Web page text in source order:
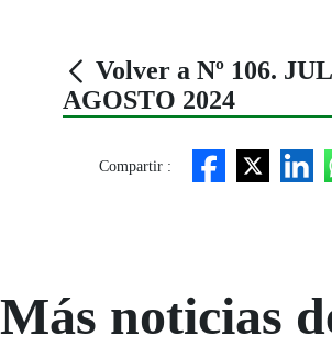
Volver a Nº 106.
AGOSTO 2024
Compartir :
Más noticias